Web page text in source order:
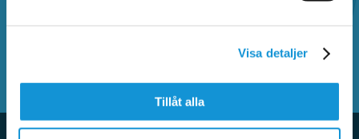
Visa detaljer
Tillåt alla